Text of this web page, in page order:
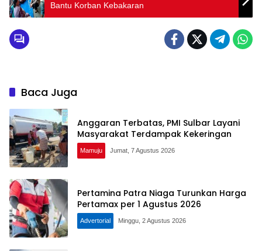
Bantu Korban Kebakaran
Baca Juga
Anggaran Terbatas, PMI Sulbar Layani
Masyarakat Terdampak Kekeringan
Mamuju Jumat, 7 Agustus 2026
Pertamina Patra Niaga Turunkan Harga
Pertamax per 1 Agustus 2026
Advertorial Minggu, 2 Agustus 2026